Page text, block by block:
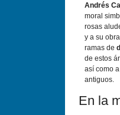
Andrés
moral
rosas
y a su
ramas de
de estos
así como
antiguos.
En la